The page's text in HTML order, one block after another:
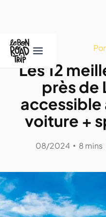
Les 12
près de
accessible
voiture +
08/2024 • 8 mins